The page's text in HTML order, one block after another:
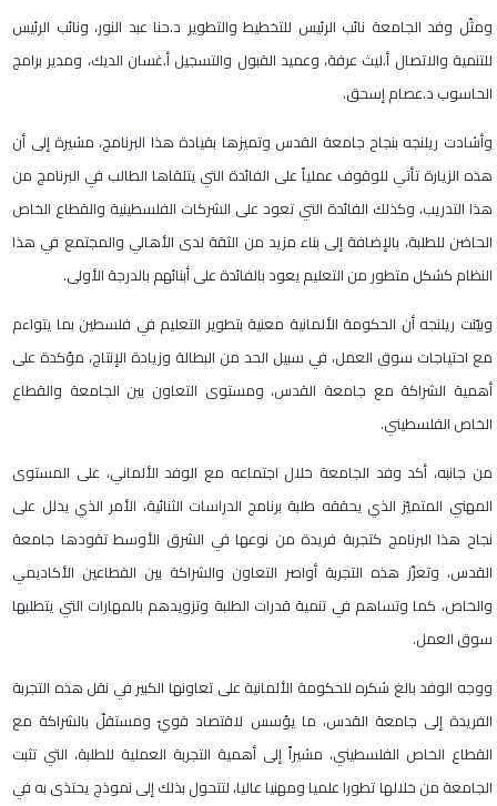
ومثّل وفد الجامعة نائب الرئيس للتخطيط والتطوير د.حنا عبد النور، ونائب الرئيس
للتنمية والاتصال أ.ليث عرفة، وعميد القبول والتسجيل أ.غسان الديك، ومدير برامج
الحاسوب د.عصام إسحق.
وأشادت ريلنجه بنجاح جامعة القدس وتميزها بقيادة هذا البرنامج، مشيرة إلى أن
هذه الزيارة تأتي للوقوف عملياً على الفائدة التي يتلقاها الطالب في البرنامج من
هذا التدريب، وكذلك الفائدة التي تعود على الشركات الفلسطينية والقطاع الخاص
الحاضن للطلبة، بالإضافة إلى بناء مزيد من الثقة لدى الأهالي والمجتمع في هذا
النظام كشكل متطور من التعليم يعود بالفائدة على أبنائهم بالدرجة الأولى.
وبيّنت ريلنجه أن الحكومة الألمانية معنية بتطوير التعليم في فلسطين بما يتواءم
مع احتياجات سوق العمل، في سبيل الحد من البطالة وزيادة الإنتاج، مؤكدة على
أهمية الشراكة مع جامعة القدس، ومستوى التعاون بين الجامعة والقطاع
الخاص الفلسطيني.
من جانبه، أكد وفد الجامعة خلال اجتماعه مع الوفد الألماني، على المستوى
المهني المتميّز الذي يحققه طلبة برنامج الدراسات الثنائية، الأمر الذي يدلل على
نجاح هذا البرنامج كتجربة فريدة من نوعها في الشرق الأوسط تقودها جامعة
القدس، وتعزّز هذه التجربة أواصر التعاون والشراكة بين القطاعين الأكاديمي
والخاص، كما وتساهم في تنمية قدرات الطلبة وتزويدهم بالمهارات التي يتطلبها
سوق العمل.
ووجه الوفد بالغ شكره للحكومة الألمانية على تعاونها الكبير في نقل هذه التجربة
الفريدة إلى جامعة القدس، ما يؤسس لاقتصاد قويّ ومستقلّ بالشراكة مع
القطاع الخاص الفلسطيني، مشيراً إلى أهمية التجربة العملية للطلبة، التي تثبت
الجامعة من خلالها تطورا علميا ومهنيا عاليا، لتتحول بذلك إلى نموذج يحتذى به في